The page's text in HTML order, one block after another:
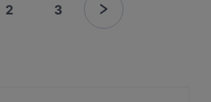
2 3